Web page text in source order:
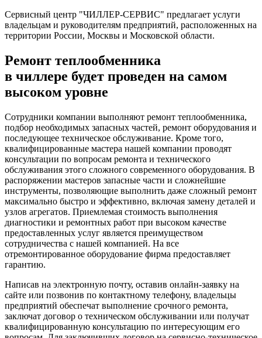
Сервисный центр "ЧИЛЛЕР-СЕРВИС" предлагает услуги
владельцам и руководителям предприятий, расположенных на
территории России, Москвы и Московской области.
Ремонт теплообменника
в чиллере будет проведен на самом
высоком уровне
Сотрудники компании выполняют ремонт теплообменника,
подбор необходимых запасных частей, ремонт оборудования и
последующее техническое обслуживание. Кроме того,
квалифицированные мастера нашей компании проводят
консультации по вопросам ремонта и технического
обслуживания этого сложного современного оборудования. В
распоряжении мастеров запасные части и сложнейшие
инструменты, позволяющие выполнить даже сложный ремонт
максимально быстро и эффективно, включая замену деталей и
узлов агрегатов. Приемлемая стоимость выполнения
диагностики и ремонтных работ при высоком качестве
предоставленных услуг является преимуществом
сотрудничества с нашей компанией. На все
отремонтированное оборудование фирма предоставляет
гарантию.
Написав на электронную почту, оставив онлайн-заявку на
сайте или позвонив по контактному телефону, владельцы
предприятий обеспечат выполнение срочного ремонта,
заключат договор о техническом обслуживании или получат
квалифицированную консультацию по интересующим его